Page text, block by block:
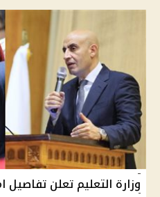
وزارة التعليم تعلن تفاصيل